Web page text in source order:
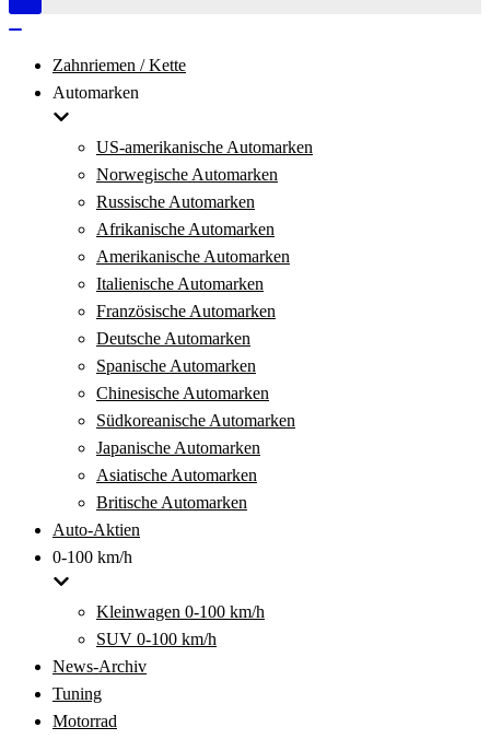
Navigation
Zahnriemen / Kette
Automarken
US-amerikanische Automarken
Norwegische Automarken
Russische Automarken
Afrikanische Automarken
Amerikanische Automarken
Italienische Automarken
Französische Automarken
Deutsche Automarken
Spanische Automarken
Chinesische Automarken
Südkoreanische Automarken
Japanische Automarken
Asiatische Automarken
Britische Automarken
Auto-Aktien
0-100 km/h
Kleinwagen 0-100 km/h
SUV 0-100 km/h
News-Archiv
Tuning
Motorrad